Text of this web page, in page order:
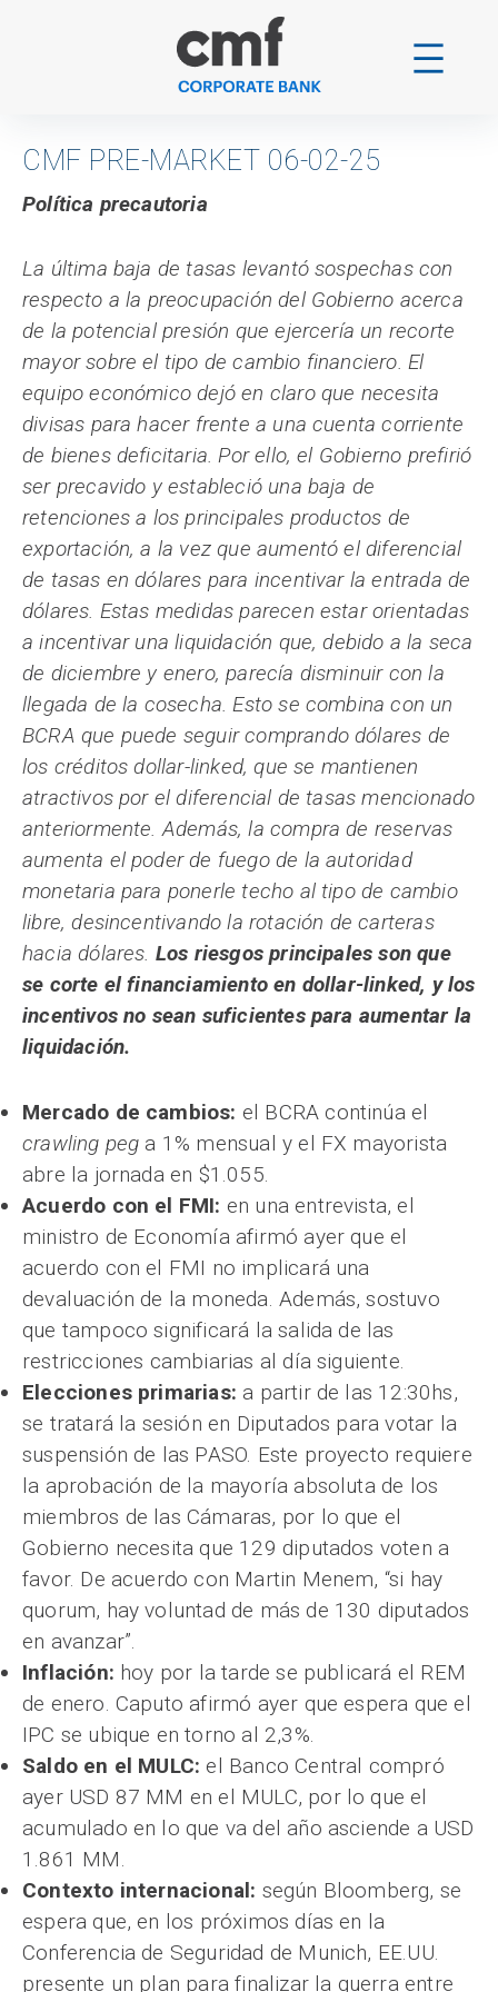
CMF PRE-MARKET 06-02-25
Política precautoria
La última baja de tasas levantó sospechas con
respecto a la preocupación del Gobierno acerca
de la potencial presión que ejercería un recorte
mayor sobre el tipo de cambio financiero. El
equipo económico dejó en claro que necesita
divisas para hacer frente a una cuenta corriente
de bienes deficitaria. Por ello, el Gobierno prefirió
ser precavido y estableció una baja de
retenciones a los principales productos de
exportación, a la vez que aumentó el diferencial
de tasas en dólares para incentivar la entrada de
dólares. Estas medidas parecen estar orientadas
a incentivar una liquidación que, debido a la seca
de diciembre y enero, parecía disminuir con la
llegada de la cosecha. Esto se combina con un
BCRA que puede seguir comprando dólares de
los créditos dollar-linked, que se mantienen
atractivos por el diferencial de tasas mencionado
anteriormente. Además, la compra de reservas
aumenta el poder de fuego de la autoridad
monetaria para ponerle techo al tipo de cambio
libre, desincentivando la rotación de carteras
hacia dólares. Los riesgos principales son que
se corte el financiamiento en dollar-linked, y los
incentivos no sean suficientes para aumentar la
liquidación.
Mercado de cambios: el BCRA continúa el
crawling peg a 1% mensual y el FX mayorista
abre la jornada en $1.055.
Acuerdo con el FMI: en una entrevista, el
ministro de Economía afirmó ayer que el
acuerdo con el FMI no implicará una
devaluación de la moneda. Además, sostuvo
que tampoco significará la salida de las
restricciones cambiarias al día siguiente.
Elecciones primarias: a partir de las 12:30hs,
se tratará la sesión en Diputados para votar la
suspensión de las PASO. Este proyecto requiere
la aprobación de la mayoría absoluta de los
miembros de las Cámaras, por lo que el
Gobierno necesita que 129 diputados voten a
favor. De acuerdo con Martin Menem, “si hay
quorum, hay voluntad de más de 130 diputados
en avanzar”.
Inflación: hoy por la tarde se publicará el REM
de enero. Caputo afirmó ayer que espera que el
IPC se ubique en torno al 2,3%.
Saldo en el MULC: el Banco Central compró
ayer USD 87 MM en el MULC, por lo que el
acumulado en lo que va del año asciende a USD
1.861 MM.
Contexto internacional: según Bloomberg, se
espera que, en los próximos días en la
Conferencia de Seguridad de Munich, EE.UU.
presente un plan para finalizar la guerra entre